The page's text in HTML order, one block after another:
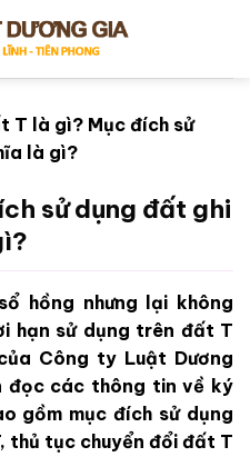
T là gì? Mục đích sử
là gì?
sử dụng đất ghi
hồng nhưng lại không
hạn sử dụng trên đất T
Công ty Luật Dương
đọc các thông tin về ký
gồm mục đích sử dụng
thủ tục chuyển đổi đất T